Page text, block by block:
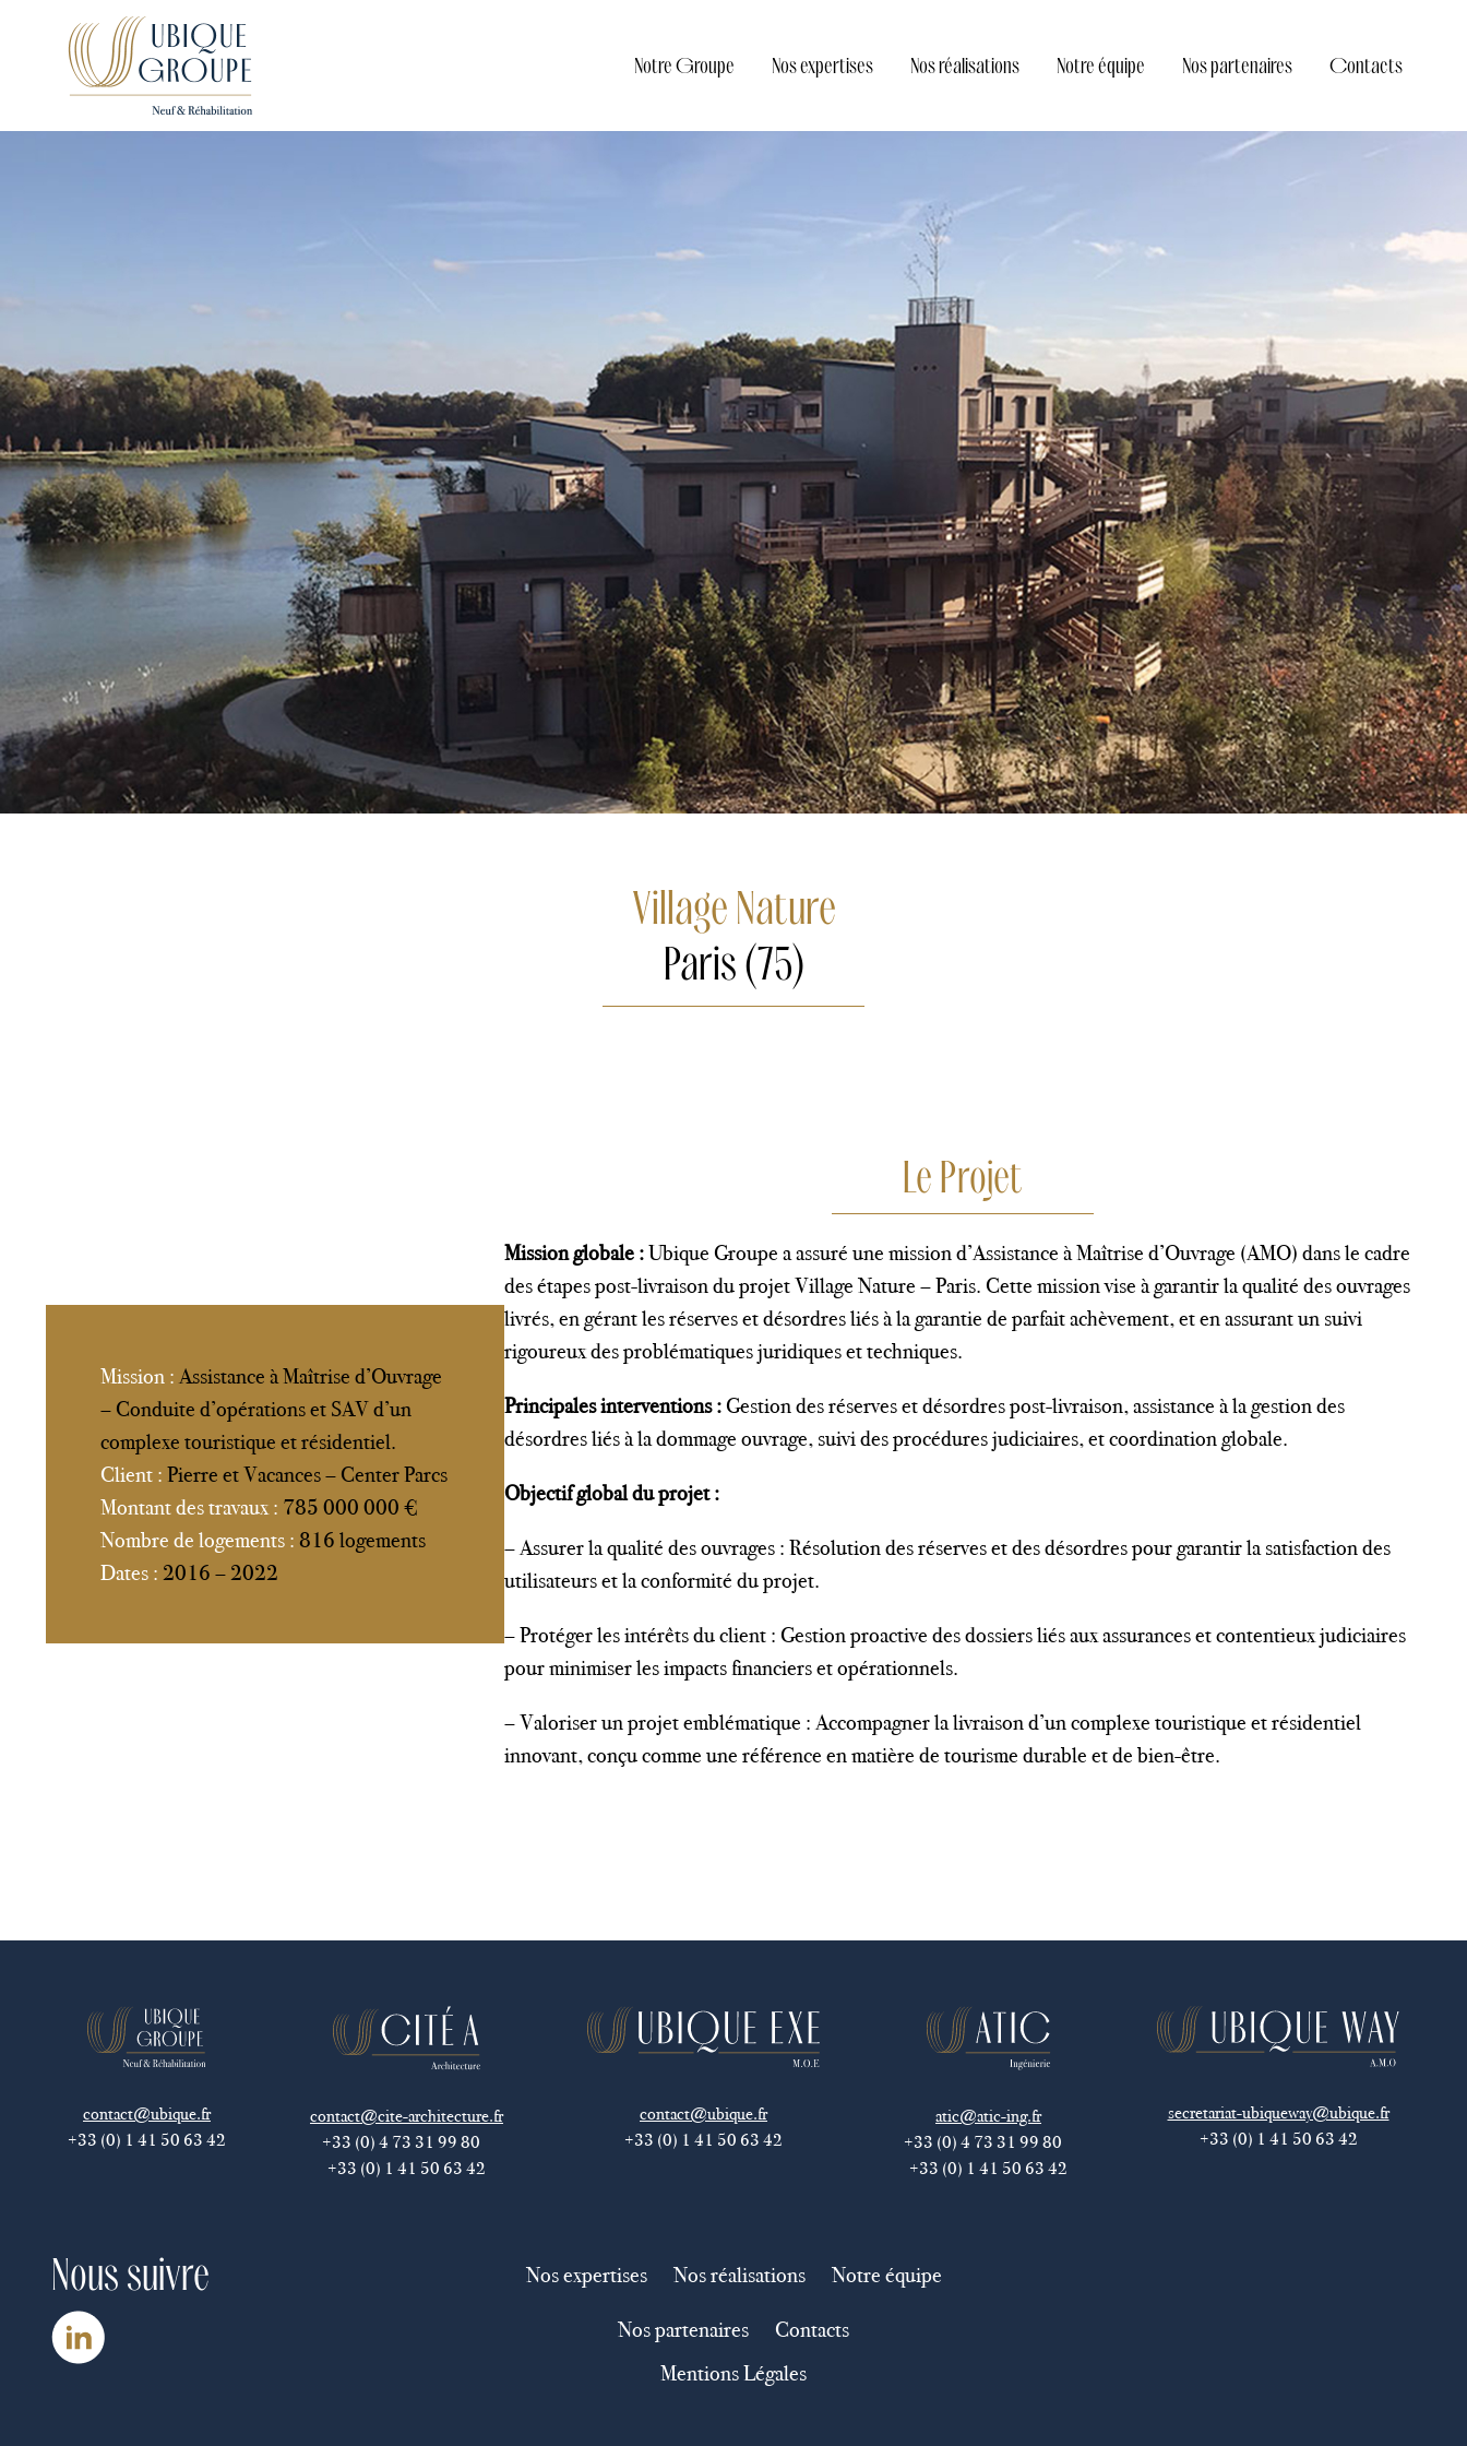
Notre Groupe Nos expertises Nos réalisations Notre équipe Nos partenaires Contacts
Village Nature
Paris (75)
Mission : Assistance à Maîtrise d’Ouvrage
– Conduite d’opérations et SAV d’un
complexe touristique et résidentiel.
Client : Pierre et Vacances – Center Parcs
Montant des travaux : 785 000 000 €
Nombre de logements : 816 logements
Dates : 2016 – 2022
Le Projet
Mission globale :Ubique Groupe a assuré une mission d’Assistance à Maîtrise d’Ouvrage (AMO) dans le cadre
des étapes post-livraison du projet Village Nature – Paris. Cette mission vise à garantir la qualité des ouvrages
livrés, en gérant les réserves et désordres liés à la garantie de parfait achèvement, et en assurant un suivi
rigoureux des problématiques juridiques et techniques.
Principales interventions :Gestion des réserves et désordres post-livraison, assistance à la gestion des
désordres liés à la dommage ouvrage, suivi des procédures judiciaires, et coordination globale.
Objectif global du projet :
– Assurer la qualité des ouvrages : Résolution des réserves et des désordres pour garantir la satisfaction des
utilisateurs et la conformité du projet.
– Protéger les intérêts du client : Gestion proactive des dossiers liés aux assurances et contentieux judiciaires
pour minimiser les impacts financiers et opérationnels.
– Valoriser un projet emblématique : Accompagner la livraison d’un complexe touristique et résidentiel
innovant, conçu comme une référence en matière de tourisme durable et de bien-être.
contact@ubique.fr
+33 (0) 1 41 50 63 42
contact@cite-architecture.fr
+33 (0) 4 73 31 99 80
+33 (0) 1 41 50 63 42
contact@ubique.fr
+33 (0) 1 41 50 63 42
atic@atic-ing.fr
+33 (0) 4 73 31 99 80
+33 (0) 1 41 50 63 42
secretariat-ubiqueway@ubique.fr
+33 (0) 1 41 50 63 42
Nous suivre Nos expertises Nos réalisations Notre équipe
Nos partenaires
Contacts
Mentions Légales